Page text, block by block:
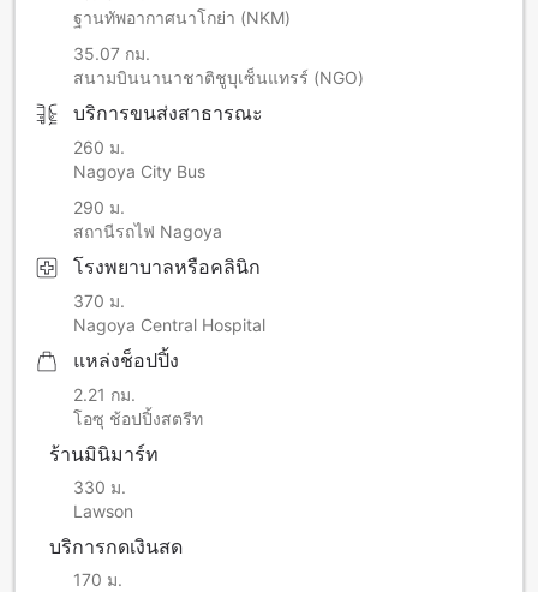
ฐานทัพอากาศนาโกย่า (NKM)
35.07 กม.
สนามบินนานาชาติชูบุเซ็นแทรร์ (NGO)
บริการขนส่งสาธารณะ
260 ม.
Nagoya City Bus
290 ม.
สถานีรถไฟ Nagoya
โรงพยาบาลหรือคลินิก
370 ม.
Nagoya Central Hospital
แหล่งช็อปปิ้ง
2.21 กม.
โอซุ ช้อปปิ้งสตรีท
ร้านมินิมาร์ท
330 ม.
Lawson
บริการกดเงินสด
170 ม.